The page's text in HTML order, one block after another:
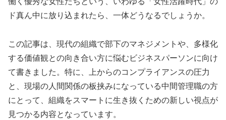
ド真ん中に放り込まれたら、一体どうなるでしょうか。
この記事は、現代の組織で部下のマネジメントや、多様化
する価値観との向き合い方に悩むビジネスパーソンに向け
て書きました。特に、上からのコンプライアンスの圧力
と、現場の人間関係の板挟みになっている中間管理職の方
にとって、組織をスマートに生き抜くための新しい視点が
見つかる内容となっています。